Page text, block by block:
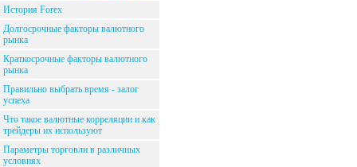
История Forex
Долгосрочные факторы валютного
рынка
Краткосрочные факторы валютного
рынка
Правильно выбрать время - залог
успеха
Что такое валютные корреляции и как
трейдеры их используют
Параметры торговли в различных
условиях